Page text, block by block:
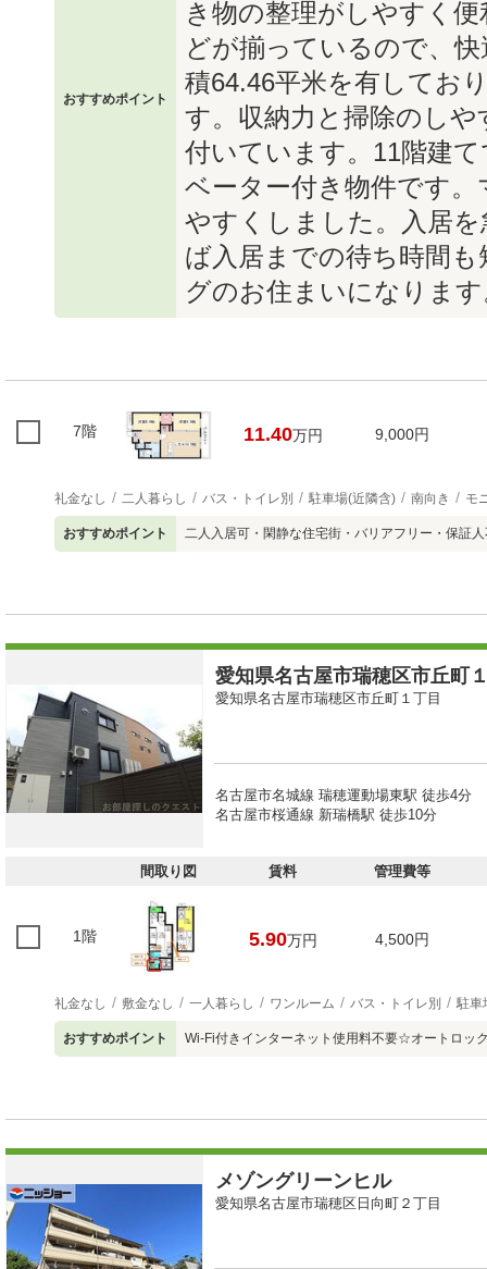
おすすめポイント
き物の整理がしやすく
どが揃っているので、
積64.46平米を有してお
す。収納力と掃除のし
付いています。11階建
ベーター付き物件です
やすくしました。入居
ば入居までの待ち時間
グのお住まいになりま
7階 11.40万円 9,000円
礼金なし 二人暮らし バス・トイレ別 駐車場(近隣含) 南向き モ
おすすめポイント 二人入居可・閑静な住宅街・バリアフリー・保証
愛知県名古屋市瑞穂区市丘町
愛知県名古屋市瑞穂区市丘町１丁目
名古屋市名城線 瑞穂運動場東駅 徒歩4分
名古屋市桜通線 新瑞橋駅 徒歩10分
間取り図 賃料 管理費等
1階 5.90万円 4,500円
礼金なし 敷金なし 一人暮らし ワンルーム バス・トイレ別 駐車
おすすめポイント Wi-Fi付きインターネット使用料不要☆オートロッ
メゾングリーンヒル
愛知県名古屋市瑞穂区日向町２丁目